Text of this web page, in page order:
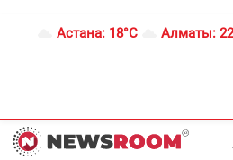
Астана: 18°C Алматы: